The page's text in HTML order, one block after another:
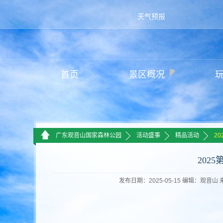
天气预报
首页 景区概况
广东观音山国家森林公园 >> 活动盛事 >> 精品活动 >>
2025
发布日期：2025-05-15 编辑：观音山